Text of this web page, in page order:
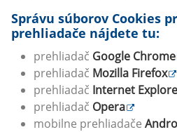
Správu súborov Cookies
prehliadače nájdete tu:
prehliadač Google Chrome
prehliadač Mozilla Firefox
prehliadač Internet
prehliadač Opera
mobilne prehliadače